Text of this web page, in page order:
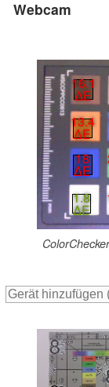
Webcam
16.1
∆E
13.4
∆E
18
∆E
1.8
∆E